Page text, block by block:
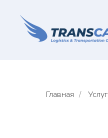
Главная /